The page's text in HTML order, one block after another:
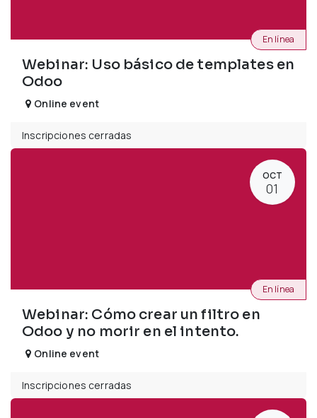
Webinar: Uso básico de templates en
Odoo
En línea
Online event
Inscripciones cerradas
OCT
01
Webinar: Cómo crear un filtro en
Odoo y no morir en el intento.
En línea
Online event
Inscripciones cerradas